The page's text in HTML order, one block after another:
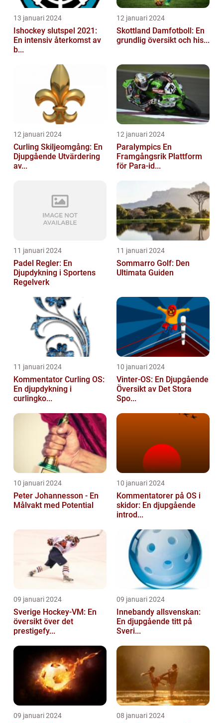
13 januari 2024
Ishockey slutspel 2021:
En intensiv återkomst av
b...
12 januari 2024
Skottland Damfotboll: En
grundlig översikt och his...
12 januari 2024
Curling Skiljeomgång: En
Djupgående Utvärdering
av...
12 januari 2024
Paralympics En
Framgångsrik Plattform
för Para-id...
11 januari 2024
Padel Regler: En
Djupdykning i Sportens
Regelverk
11 januari 2024
Sommarro Golf: Den
Ultimata Guiden
11 januari 2024
Kommentator Curling OS:
En djupdykning i
curlingko...
10 januari 2024
Vinter-OS: En Djupgående
Översikt av Det Stora
Spo...
10 januari 2024
Peter Johannesson - En
Målvakt med Potential
10 januari 2024
Kommentatorer på OS i
skidor: En djupgående
introd...
09 januari 2024
Sverige Hockey-VM: En
översikt över det
prestigefy...
09 januari 2024
Innebandy allsvenskan:
En djupgående titt på
Sveri...
09 januari 2024 08 januari 2024